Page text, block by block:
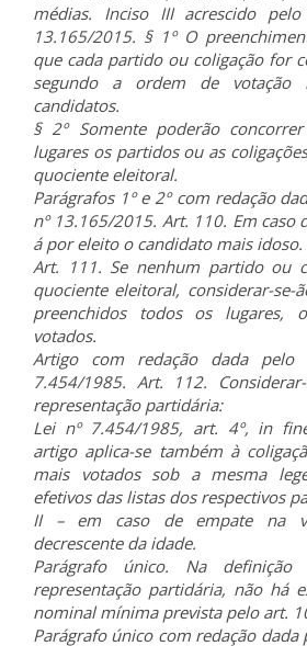
médias. Inciso III acrescido
13.165/2015. § 1º O
que cada partido ou coligação for
segundo a ordem de votação
candidatos.
§ 2º Somente poderão
lugares os partidos ou as
quociente eleitoral.
Parágrafos 1º e 2º com redação
nº 13.165/2015. Art. 110. Em caso
á por eleito o candidato mais idoso.
Art. 111. Se nenhum partido ou
quociente eleitoral, considerar-se-
preenchidos todos os lugares,
votados.
Artigo com redação dada
7.454/1985. Art. 112.
representação partidária:
Lei nº 7.454/1985, art. 4º, in
artigo aplica-se também à
mais votados sob a mesma
efetivos das listas dos respectivos
II – em caso de empate na
decrescente da idade.
Parágrafo único. Na
representação partidária, não há
nominal mínima prevista pelo art.
Parágrafo único com redação dada